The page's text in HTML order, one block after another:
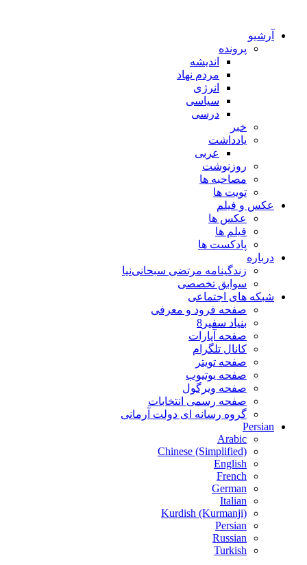
آرشیو
پرونده
اندیشه
مردم نهاد
انرژی
سیاسی
درسی
خبر
یادداشت
عربی
روزنوشت
مصاحبه ها
تویت ها
عکس و فیلم
عکس ها
فیلم ها
پادکست ها
درباره
زندگینامه مرتضی سبحانی‌نیا
سوابق تخصصی
شبکه های اجتماعی
صفحه فرود و معرفی
بنیاد سفیر8
صفحه آپارات
کانال تلگرام
صفحه تویتر
صفحه یوتیوب
صفحه ویرگول
صفحه رسمی انتخابات
گروه رسانه ای دولت آرمانی
Persian
Arabic
Chinese (Simplified)
English
French
German
Italian
Kurdish (Kurmanji)
Persian
Russian
Turkish